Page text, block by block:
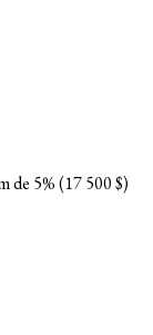
de 5% (17 500 $)